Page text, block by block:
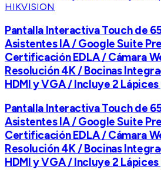
HIKVISION
Pantalla Interactiva Touch de
Asistentes IA / Google Suite
Certificación EDLA / Cámara
Resolución 4K / Bocinas
HDMI y VGA / Incluye 2
Pantalla Interactiva Touch de
Asistentes IA / Google Suite
Certificación EDLA / Cámara
Resolución 4K / Bocinas
HDMI y VGA / Incluye 2